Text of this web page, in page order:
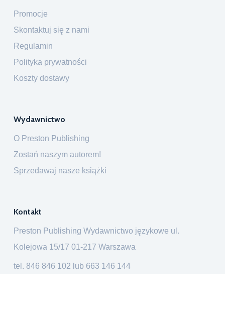
Promocje
Skontaktuj się z nami
Regulamin
Polityka prywatności
Koszty dostawy
Wydawnictwo
O Preston Publishing
Zostań naszym autorem!
Sprzedawaj nasze książki
Kontakt
Preston Publishing Wydawnictwo językowe ul.
Kolejowa 15/17 01-217 Warszawa
tel. 846 846 102 lub 663 146 144